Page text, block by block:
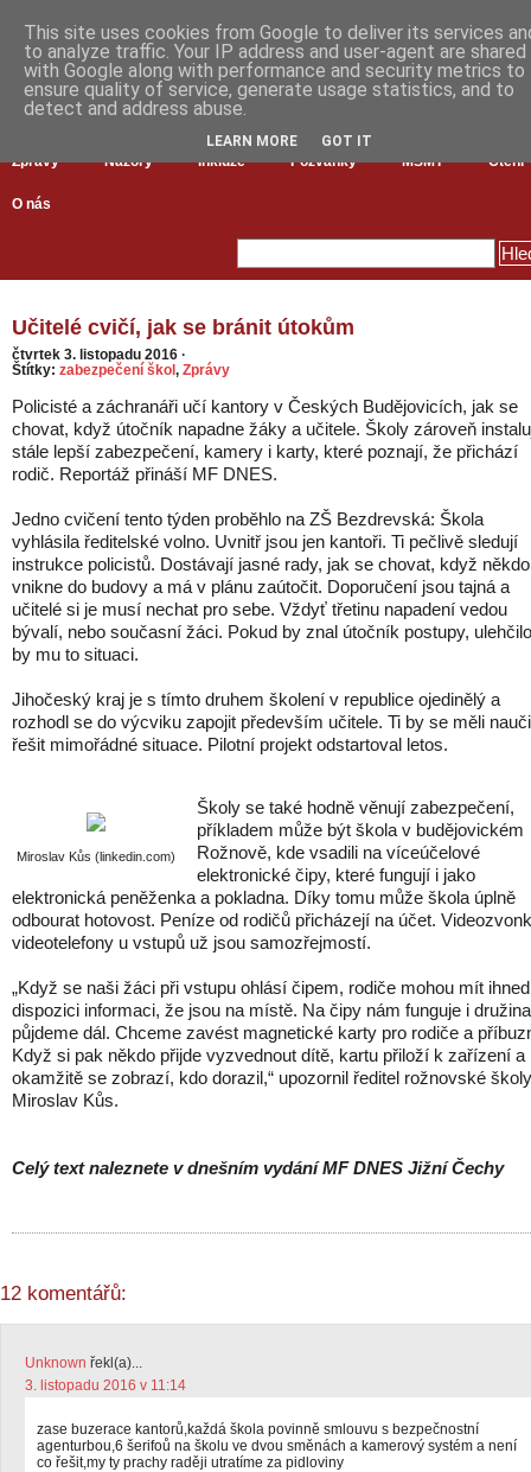
Zprávy Názory Inkluze Pozvánky MŠMT Čtení
O nás
Učitelé cvičí, jak se bránit útokům
čtvrtek 3. listopadu 2016 ·
Štítky: zabezpečení škol, Zprávy
Policisté a záchranáři učí kantory v Českých Budějovicích, jak se
chovat, když útočník napadne žáky a učitele. Školy zároveň
stále lepší zabezpečení, kamery i karty, které poznají, že přichází
rodič. Reportáž přináší MF DNES.
Jedno cvičení tento týden proběhlo na ZŠ Bezdrevská: Škola
vyhlásila ředitelské volno. Uvnitř jsou jen kantoři. Ti pečlivě sledují
instrukce policistů. Dostávají jasné rady, jak se chovat, když někdo
vnikne do budovy a má v plánu zaútočit. Doporučení jsou tajná a
učitelé si je musí nechat pro sebe. Vždyť třetinu napadení vedou
bývalí, nebo současní žáci. Pokud by znal útočník postupy, ulehčilo
by mu to situaci.
Jihočeský kraj je s tímto druhem školení v republice ojedinělý a
rozhodl se do výcviku zapojit především učitele. Ti by se měli
řešit mimořádné situace. Pilotní projekt odstartoval letos.
Miroslav Kůs (linkedin.com)
Školy se také hodně věnují zabezpečení,
příkladem může být škola v budějovickém
Rožnově, kde vsadili na víceúčelové
elektronické čipy, které fungují i jako
elektronická peněženka a pokladna. Díky tomu může škola úplně
odbourat hotovost. Peníze od rodičů přicházejí na účet.
videotelefony u vstupů už jsou samozřejmostí.
„Když se naši žáci při vstupu ohlásí čipem, rodiče mohou mít
dispozici informaci, že jsou na místě. Na čipy nám funguje i
půjdeme dál. Chceme zavést magnetické karty pro rodiče a
Když si pak někdo přijde vyzvednout dítě, kartu přiloží k zařízení a
okamžitě se zobrazí, kdo dorazil,“ upozornil ředitel rožnovské školy
Miroslav Kůs.
Celý text naleznete v dnešním vydání MF DNES Jižní Čechy
12 komentářů:
Unknown řekl(a)...
3. listopadu 2016 v 11:14
zase buzerace kantorů,každá škola povinně smlouvu s bezpečnostní
agenturbou,6 šerifoů na školu ve dvou směnách a kamerový systém a není
co řešit,my ty prachy raději utratíme za pidloviny
This site uses cookies from Google to deliver its services
to analyze traffic. Your IP address and user-agent are shared
with Google along with performance and security metrics to
ensure quality of service, generate usage statistics, and to
detect and address abuse.
LEARN MORE GOT IT